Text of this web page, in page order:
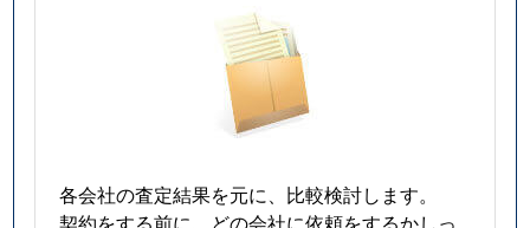
各会社の査定結果を元に、比較検討します。
契約をする前に、どの会社に依頼をするかしっ